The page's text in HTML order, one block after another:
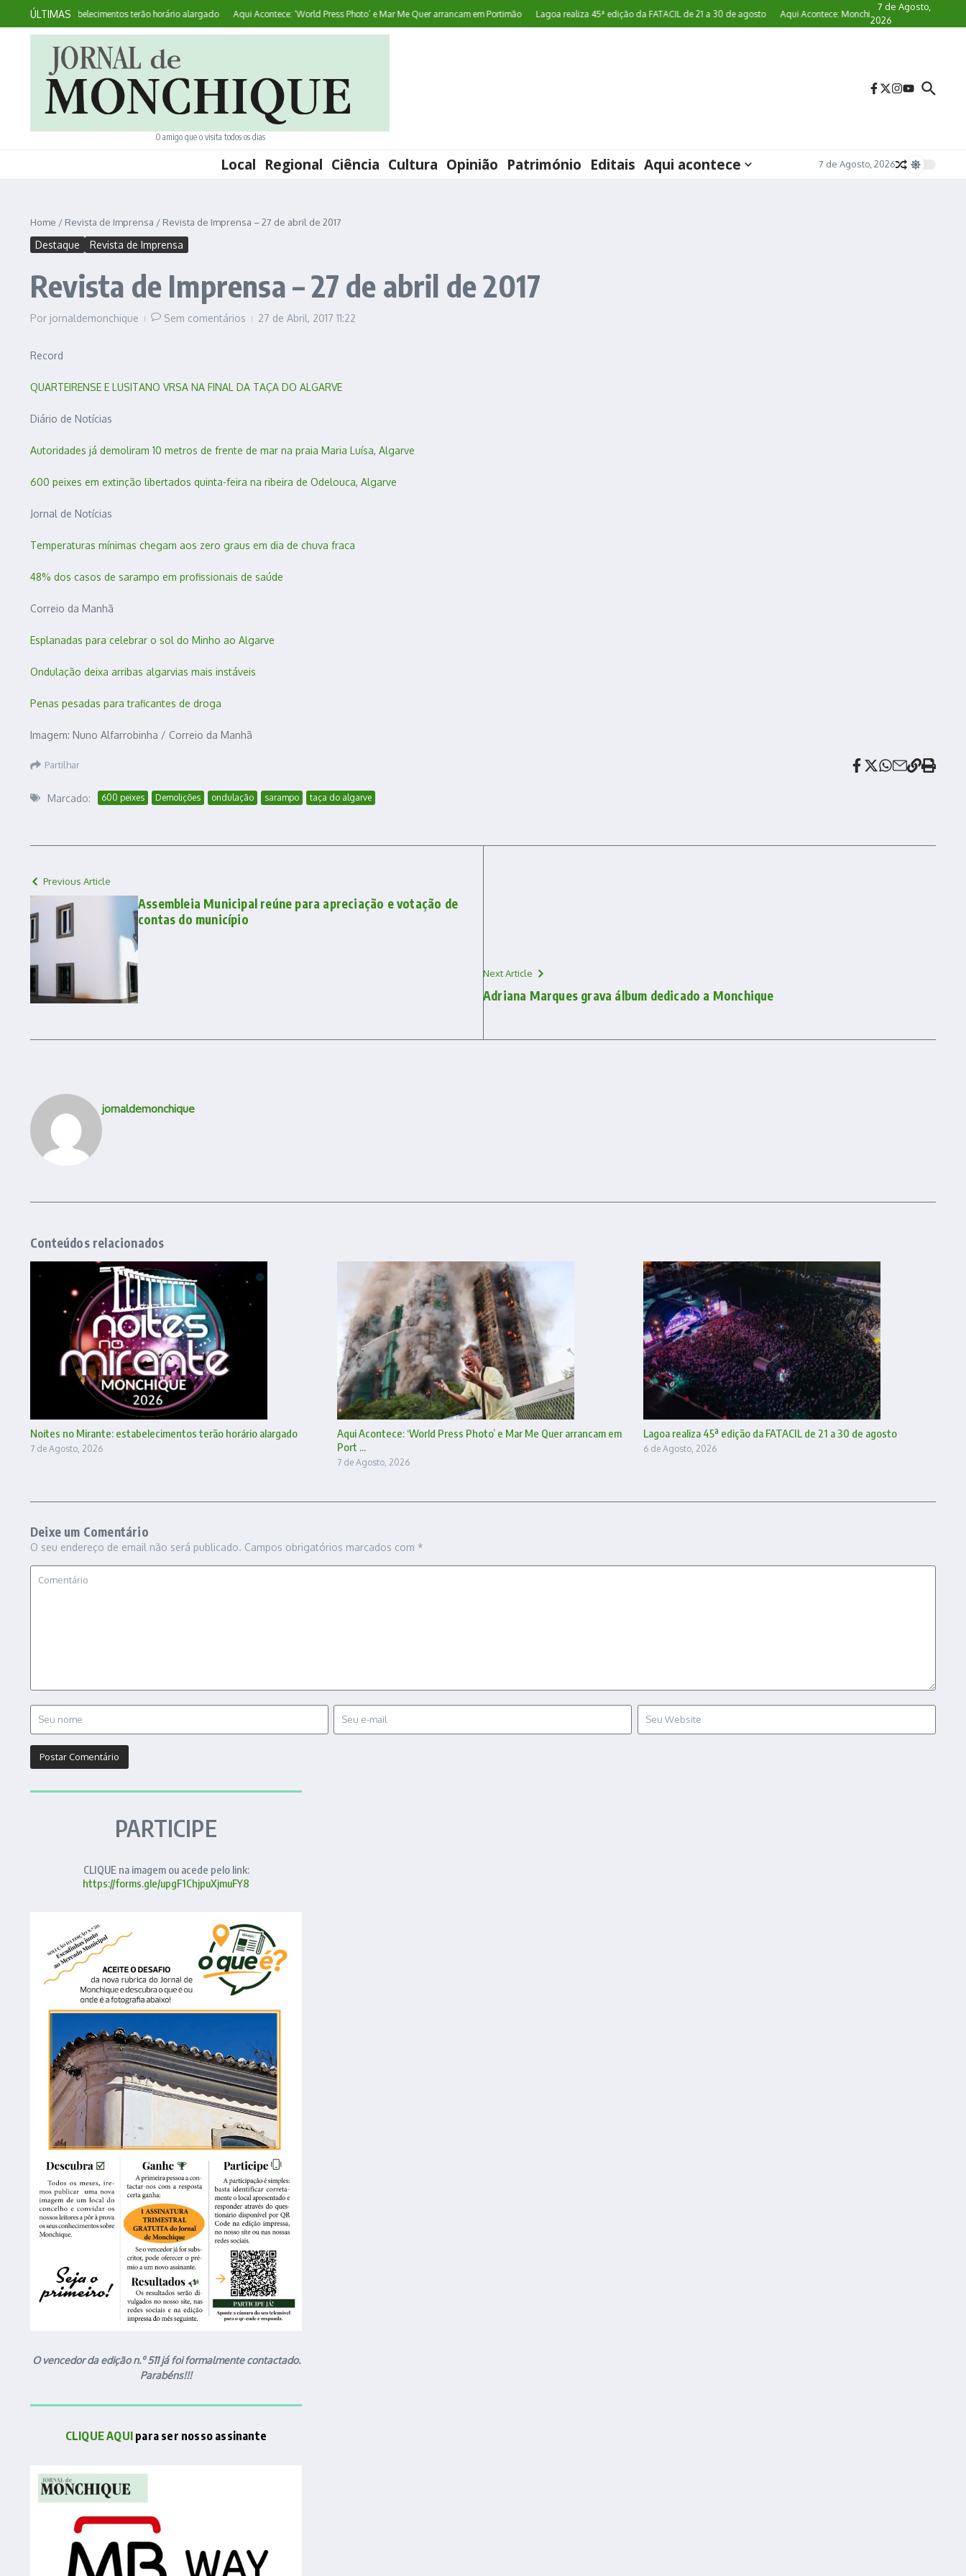
Ir para o conteúdo
ÚLTIMAS
Mirante: estabelecimentos terão horário alargado Aqui Acontece: ‘World Press Photo’ e Mar Me Quer arrancam em Portimão Lagoa realiza 45ª edição da FATACIL de 21 a 30 de agosto Aqui Acontece: Monchique convida a comunidade a
7 de Agosto,
2026
O amigo que o visita todos os dias
Local Regional Ciência Cultura Opinião Património Editais Aqui acontece 7 de Agosto, 2026
Home / Revista de Imprensa / Revista de Imprensa – 27 de abril de 2017
Destaque Revista de Imprensa
Revista de Imprensa – 27 de abril de 2017
Por jornaldemonchique Sem comentários 27 de Abril, 2017 11:22
Record
QUARTEIRENSE E LUSITANO VRSA NA FINAL DA TAÇA DO ALGARVE
Diário de Notícias
Autoridades já demoliram 10 metros de frente de mar na praia Maria Luísa, Algarve
600 peixes em extinção libertados quinta-feira na ribeira de Odelouca, Algarve
Jornal de Notícias
Temperaturas mínimas chegam aos zero graus em dia de chuva fraca
48% dos casos de sarampo em profissionais de saúde
Correio da Manhã
Esplanadas para celebrar o sol do Minho ao Algarve
Ondulação deixa arribas algarvias mais instáveis
Penas pesadas para traficantes de droga
Imagem: Nuno Alfarrobinha / Correio da Manhã
Partilhar
Marcado: 600 peixes Demolições ondulação sarampo taça do algarve
Previous Article
Assembleia Municipal reúne para apreciação e votação de
contas do município
Next Article
Adriana Marques grava álbum dedicado a Monchique
jornaldemonchique
Conteúdos relacionados
Noites no Mirante: estabelecimentos terão horário alargado
7 de Agosto, 2026
Aqui Acontece: ‘World Press Photo’ e Mar Me Quer arrancam em
Port ...
7 de Agosto, 2026
Lagoa realiza 45ª edição da FATACIL de 21 a 30 de agosto
6 de Agosto, 2026
Deixe um Comentário
O seu endereço de email não será publicado. Campos obrigatórios marcados com *
PARTICIPE
CLIQUE na imagem ou acede pelo link:
https://forms.gle/upgF1ChjpuXjmuFY8
O vencedor da edição n.º 511 já foi formalmente contactado.
Parabéns!!!
CLIQUE AQUI para ser nosso assinante